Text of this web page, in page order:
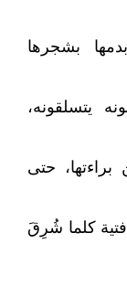
بشجرها
يتسلقونه،
حتى
كلما شُرِقَ